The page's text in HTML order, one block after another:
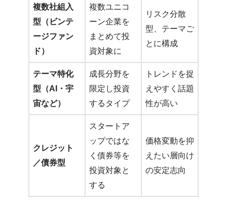
複数社組入
型（ビンテ
ージファン
ド）
複数ユニコ
ーン企業を
まとめて投
資対象に
リスク分散
型、テーマご
とに構成
テーマ特化
型（AI・宇
宙など）
成長分野を
限定し投資
するタイプ
トレンドを捉
えやすく話題
性が高い
クレジット
／債券型
スタートア
ップではな
く債券等を
投資対象と
する
価格変動を抑
えたい層向け
の安定志向